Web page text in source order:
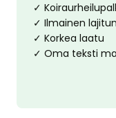
✓
✓ Ilmainen
✓ Korkea laatu
✓ Oma teksti